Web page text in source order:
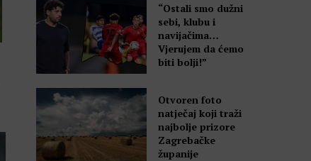
“Ostali smo dužni
sebi, klubu i
navijačima…
Vjerujem da ćemo
biti bolji!”
Otvoren foto
natječaj koji traži
najbolje prizore
Zagrebačke
županije